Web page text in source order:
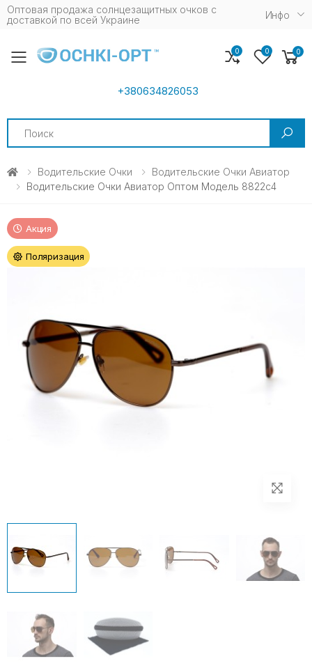
Оптовая продажа солнцезащитных очков c
доставкой по всей Украине
Инфо
Toggle mobile menu
+380634826053
Search
0 0 0
Водительские Очки
Водительские Очки Авиатор
Водительские Очки Авиатор Оптом Модель 8822c4
Акция
Поляризация